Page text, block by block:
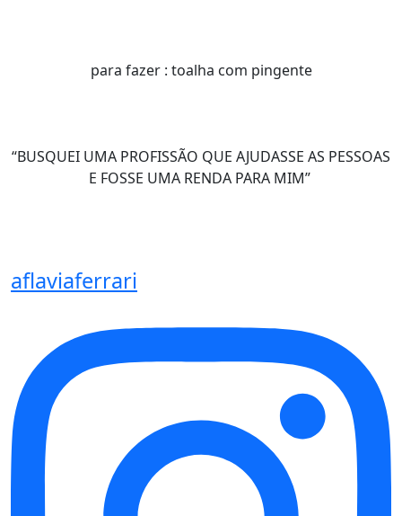
para fazer : toalha com pingente
“BUSQUEI UMA PROFISSÃO QUE AJUDASSE AS PESSOAS
E FOSSE UMA RENDA PARA MIM”
aflaviaferrari